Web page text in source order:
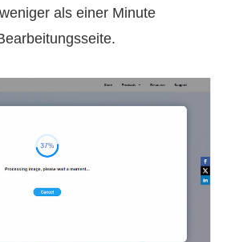
als einer Minute